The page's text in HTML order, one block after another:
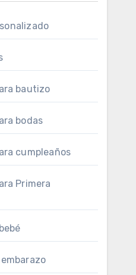
bautizo
bodas
cumpleaños
Primera